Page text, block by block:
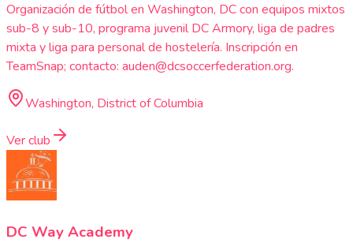
Organización de fútbol en Washington, DC con equipos mixtos
sub-8 y sub-10, programa juvenil DC Armory, liga de padres
mixta y liga para personal de hostelería. Inscripción en
TeamSnap; contacto: auden@dcsoccerfederation.org.
Washington, District of Columbia
Ver club
DC Way Academy